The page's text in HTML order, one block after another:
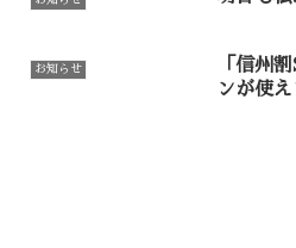
お知らせ
「信州
ンが使え